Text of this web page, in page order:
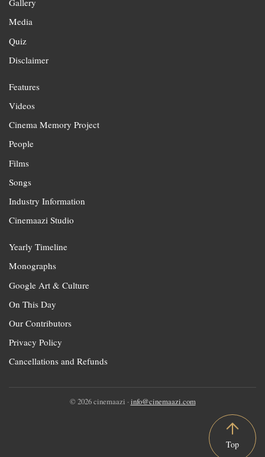
Gallery
Media
Quiz
Disclaimer
Features
Videos
Cinema Memory Project
People
Films
Songs
Industry Information
Cinemaazi Studio
Yearly Timeline
Monographs
Google Art & Culture
On This Day
Our Contributors
Privacy Policy
Cancellations and Refunds
© 2026 cinemaazi · info@cinemaazi.com
Top